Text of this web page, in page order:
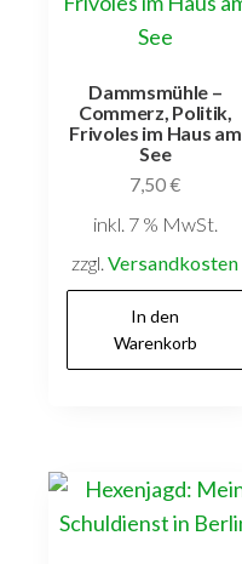
Dammsmühle –
Commerz, Politik,
Frivoles im Haus am
See
7,50€
inkl. 7 % MwSt.
zzgl.Versandkosten
In den
Warenkorb